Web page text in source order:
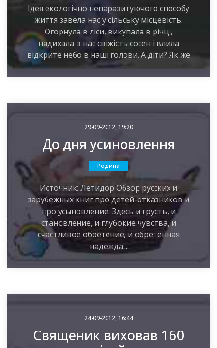
Ідея екологічно непаразитуючого способу
життя завела нас у сільську місцевість.
Огорнула в ліси, викупала в річці,
надихала в нас свіжість сосен і влила
відкрите небо в наші голови. А діти? Як же
29-09-2012, 19:20
До дня усиновлення
Родина
Источник: Летидор Обзор русских и
зарубежных книг про детей-отказников и
про усыновление. Здесь и грусть, и
становление, и глубокие чувства, и
счастливое обретение, и обретенная
надежда...
24-09-2012, 16:44
Священик виховав 160